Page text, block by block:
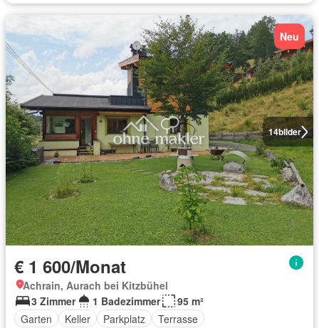
14bilder
Neu
€ 1 600/Monat
Achrain, Aurach bei Kitzbühel
3 Zimmer
1 Badezimmer
95 m²
Garten
Keller Parkplatz Terrasse